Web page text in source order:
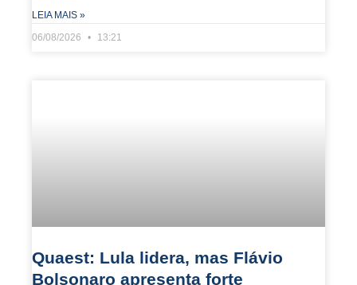
LEIA MAIS »
06/08/2026
13:21
Quaest: Lula lidera, mas Flávio
Bolsonaro apresenta forte